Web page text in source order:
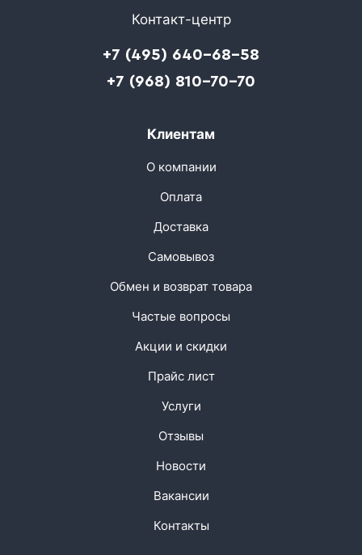
Контакт-центр
+7 (495) 640-68-58
+7 (968) 810-70-70
Клиентам
О компании
Оплата
Доставка
Самовывоз
Обмен и возврат товара
Частые вопросы
Акции и скидки
Прайс лист
Услуги
Отзывы
Новости
Вакансии
Контакты